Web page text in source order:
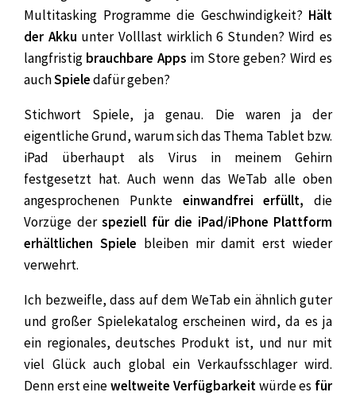
Multitasking Programme die Geschwindigkeit? Hält
der Akku unter Volllast wirklich 6 Stunden? Wird es
langfristig brauchbare Apps im Store geben? Wird es
auchSpieledafür geben?
Stichwort Spiele, ja genau. Die waren ja der
eigentliche Grund, warum sich das Thema Tablet bzw.
iPad überhaupt als Virus in meinem Gehirn
festgesetzt hat. Auch wenn das WeTab alle oben
angesprochenen Punkte einwandfrei erfüllt, die
Vorzüge der speziell für die iPad/iPhone Plattform
erhältlichen Spiele bleiben mir damit erst wieder
verwehrt.
Ich bezweifle, dass auf dem WeTab ein ähnlich guter
und großer Spielekatalog erscheinen wird, da es ja
ein regionales, deutsches Produkt ist, und nur mit
viel Glück auch global ein Verkaufsschlager wird.
Denn erst eineweltweite Verfügbarkeitwürde es für